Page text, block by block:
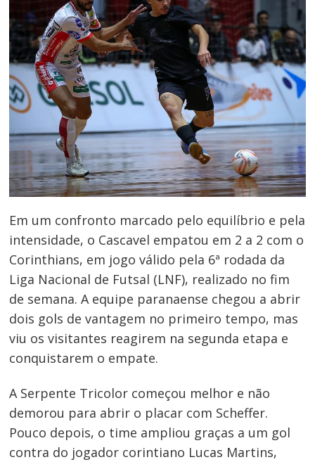
Em um confronto marcado pelo equilíbrio e pela
intensidade, o Cascavel empatou em 2 a 2 com o
Corinthians, em jogo válido pela 6ª rodada da
Liga Nacional de Futsal (LNF), realizado no fim
de semana. A equipe paranaense chegou a abrir
dois gols de vantagem no primeiro tempo, mas
viu os visitantes reagirem na segunda etapa e
conquistarem o empate.
A Serpente Tricolor começou melhor e não
demorou para abrir o placar com Scheffer.
Pouco depois, o time ampliou graças a um gol
contra do jogador corintiano Lucas Martins,